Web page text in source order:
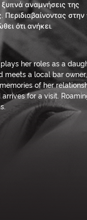
αναμνήσεις της
ότι ανήκει.
her roles as a
meets a local bar
of her
for a visit.